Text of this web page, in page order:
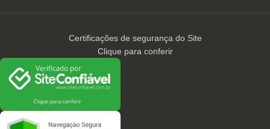
Certificações de segurança do Site
Clique para conferir